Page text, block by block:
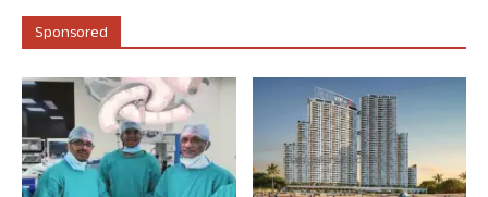
Sponsored